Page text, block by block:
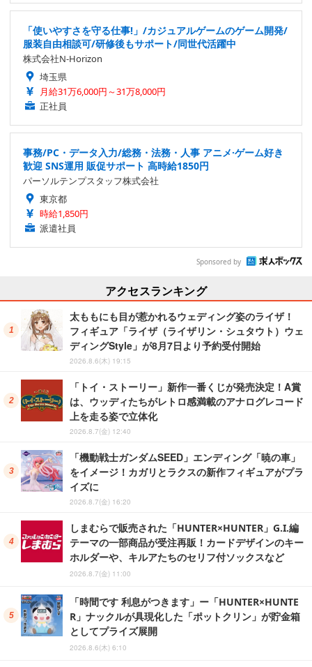
「使いやすさを守る仕事!」/カジュアルゲームのゲーム開発/
服装自由相談可/研修後もサポート/同世代活躍中
株式会社N-Horizon
埼玉県
月給31万6,000円～31万8,000円
正社員
事務/PC・データ入力/総務・法務・人事 アニメ·ゲーム好き
歓迎 SNS運用 販促サポート 高時給1850円
パーソルテンプスタッフ株式会社
東京都
時給1,850円
派遣社員
Sponsored by
アクセスランキング
太ももにも目が惹かれるウェディング姿のライザ！
フィギュア「ライザ（ライザリン・シュタウト）ウェ
ディングStyle」が8月7日より予約受付開始
2026.8.6(木) 19:15
「トイ・ストーリー」新作一番くじが発売決定！A賞
は、ウッディたちがレトロ感満載のアナログレコード
上を走る姿で立体化
2026.8.7(金) 12:40
「機動戦士ガンダムSEED」エンディング「暁の車」
をイメージ！カガリとラクスの新作フィギュアがプラ
イズに
2026.8.7(金) 16:20
しまむらで販売された「HUNTER×HUNTER」G.I.編
テーマの一部商品が受注再販！カードデザインのキー
ホルダーや、キルアたちのセリフ付ソックスなど
2026.8.7(金) 11:00
「時間です 利息がつきます」ー「HUNTER×HUNTE
R」ナックルが具現化した「ポットクリン」が貯金箱
としてプライズ展開
2026.8.6(木) 6:10